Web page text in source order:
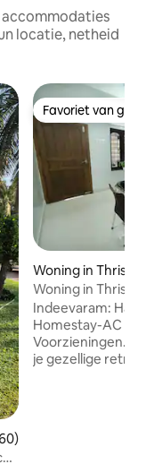
accommodaties
locatie, netheid
beoordeling van
|
Favoriet van
Favoriet van
Woning in Thrissur
Woning in
van het
Indeevaram: Hart
Homestay-AC
Voorzieningen.
je gezellige